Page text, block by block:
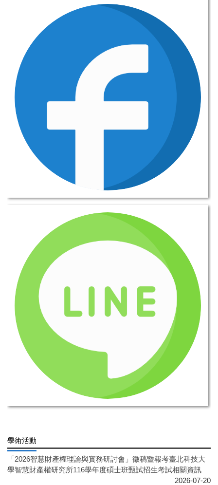
學術活動
「2026智慧財產權理論與實務研討會」徵稿暨報考臺北科技大
學智慧財產權研究所116學年度碩士班甄試招生考試相關資訊
2026-07-20